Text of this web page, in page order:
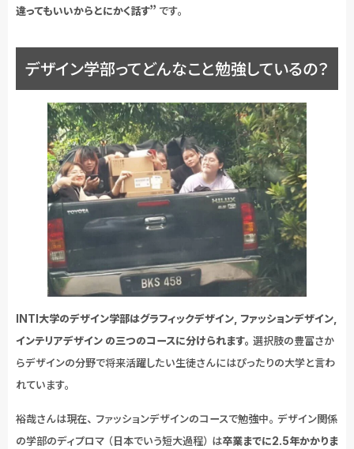
違ってもいいからとにかく話す” です。
デザイン学部ってどんなこと勉強しているの？
INTI大学のデザイン学部はグラフィックデザイン, ファッションデザイン,
インテリアデザイン の三つのコースに分けられます。 選択肢の豊富さか
らデザインの分野で将来活躍したい生徒さんにはぴったりの大学と言わ
れています。
裕哉さんは現在、ファッションデザインのコースで勉強中。デザイン関係
の学部のディプロマ（日本でいう短大過程）は卒業までに2.5年かかりま